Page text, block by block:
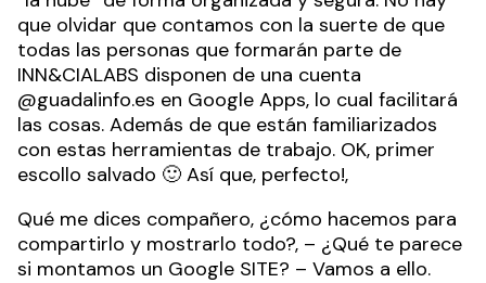
que olvidar que contamos con la suerte de que
todas las personas que formarán parte de
INN&CIALABS disponen de una cuenta
@guadalinfo.es en Google Apps, lo cual facilitará
las cosas. Además de que están familiarizados
con estas herramientas de trabajo. OK, primer
escollo salvado 🙂 Así que, perfecto!,
Qué me dices compañero, ¿cómo hacemos para
compartirlo y mostrarlo todo?, – ¿Qué te parece
si montamos un Google SITE? – Vamos a ello.